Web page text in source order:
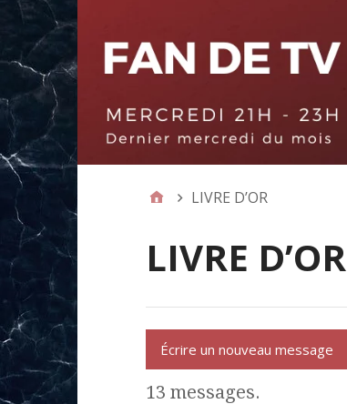
LIVRE D’OR
LIVRE D’OR
13 messages.